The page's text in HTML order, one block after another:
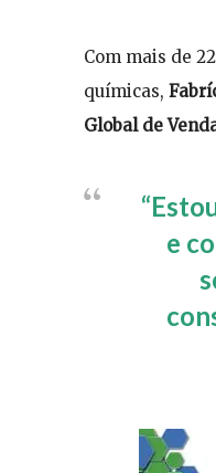
Com mais de
químicas,
Global de
e